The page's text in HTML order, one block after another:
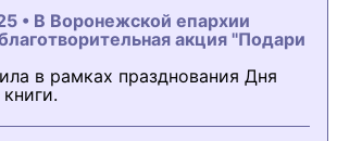
• В Воронежской епархии
акция "Подари
в рамках празднования Дня